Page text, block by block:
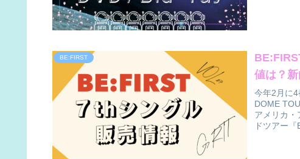
BE:FIRST
値は？新
今年2月に
DOME
アメリカ・
ドツアー『